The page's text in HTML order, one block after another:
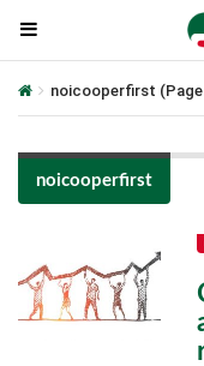
noicooperfirst
noicooperfirst